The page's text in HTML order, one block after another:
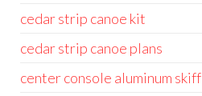
cedar strip canoe kit
cedar strip canoe plans
center console aluminum skiff